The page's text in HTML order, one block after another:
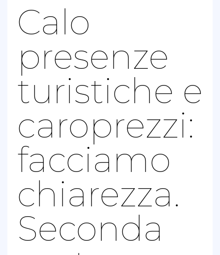
Calo
presenze
turistiche e
caroprezzi:
facciamo
chiarezza.
Seconda